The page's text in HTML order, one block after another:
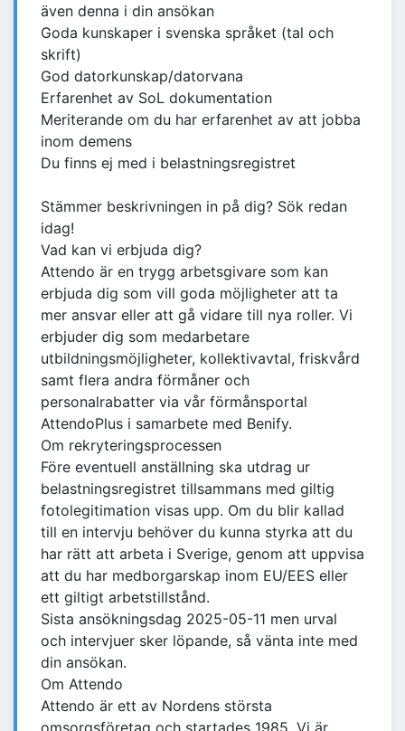
även denna i din ansökan
Goda kunskaper i svenska språket (tal och
skrift)
God datorkunskap/datorvana
Erfarenhet av SoL dokumentation
Meriterande om du har erfarenhet av att jobba
inom demens
Du finns ej med i belastningsregistret
Stämmer beskrivningen in på dig? Sök redan
idag!
Vad kan vi erbjuda dig?
Attendo är en trygg arbetsgivare som kan
erbjuda dig som vill goda möjligheter att ta
mer ansvar eller att gå vidare till nya roller. Vi
erbjuder dig som medarbetare
utbildningsmöjligheter, kollektivavtal, friskvård
samt flera andra förmåner och
personalrabatter via vår förmånsportal
AttendoPlus i samarbete med Benify.
Om rekryteringsprocessen
Före eventuell anställning ska utdrag ur
belastningsregistret tillsammans med giltig
fotolegitimation visas upp. Om du blir kallad
till en intervju behöver du kunna styrka att du
har rätt att arbeta i Sverige, genom att uppvisa
att du har medborgarskap inom EU/EES eller
ett giltigt arbetstillstånd.
Sista ansökningsdag 2025-05-11 men urval
och intervjuer sker löpande, så vänta inte med
din ansökan.
Om Attendo
Attendo är ett av Nordens största